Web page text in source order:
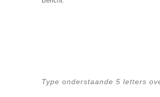
Type onderstaande 5 letters